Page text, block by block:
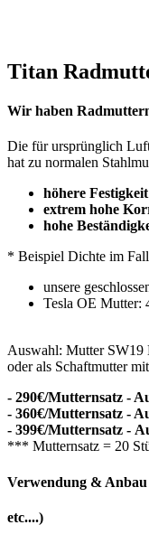
Titan
Wir haben
Die für ursprünglich
hat zu normalen
höhere
extrem hohe
hohe
* Beispiel Dichte im
unsere
Tesla OE Mutter:
Auswahl: Mutter SW19
oder als Schaftmutter
- 290€/Mutternsatz -
- 360€/Mutternsatz -
- 399€/Mutternsatz -
*** Mutternsatz = 20
Verwendung & Anbau
etc....)